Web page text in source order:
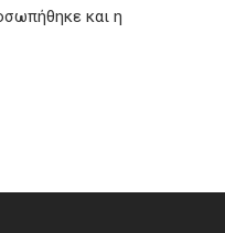
και η